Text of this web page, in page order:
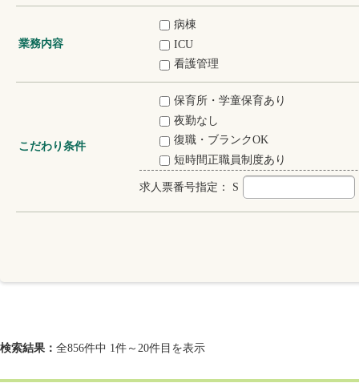
業務内容
病棟
ICU
看護管理
こだわり条件
保育所・学童保育あり
夜勤なし
復職・ブランクOK
短時間正職員制度あり
求人票番号指定： S
検索結果： 全856件中 1件～20件目を表示